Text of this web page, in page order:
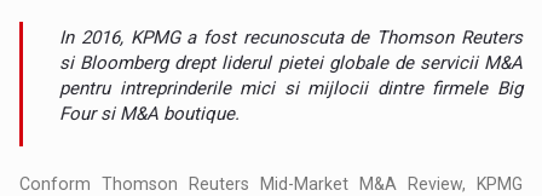
In 2016, KPMG a fost recunoscuta de Thomson Reuters
si Bloomberg drept liderul pietei globale de servicii M&A
pentru intreprinderile mici si mijlocii dintre firmele Big
Four si M&A boutique.
Conform Thomson Reuters Mid-Market M&A Review, KPMG